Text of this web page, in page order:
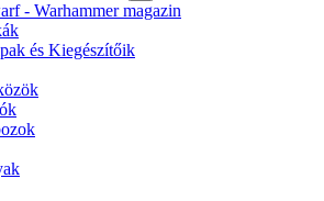
- Warhammer magazin
és Kiegészítőik